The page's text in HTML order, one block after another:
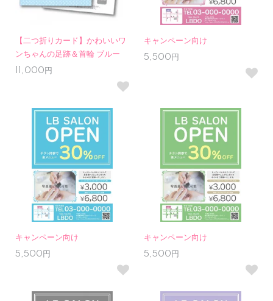
【二つ折りカード】かわいいワ
ンちゃんの足跡＆首輪 ブルー
11,000円
キャンペーン向け
5,500円
キャンペーン向け
5,500円
キャンペーン向け
5,500円